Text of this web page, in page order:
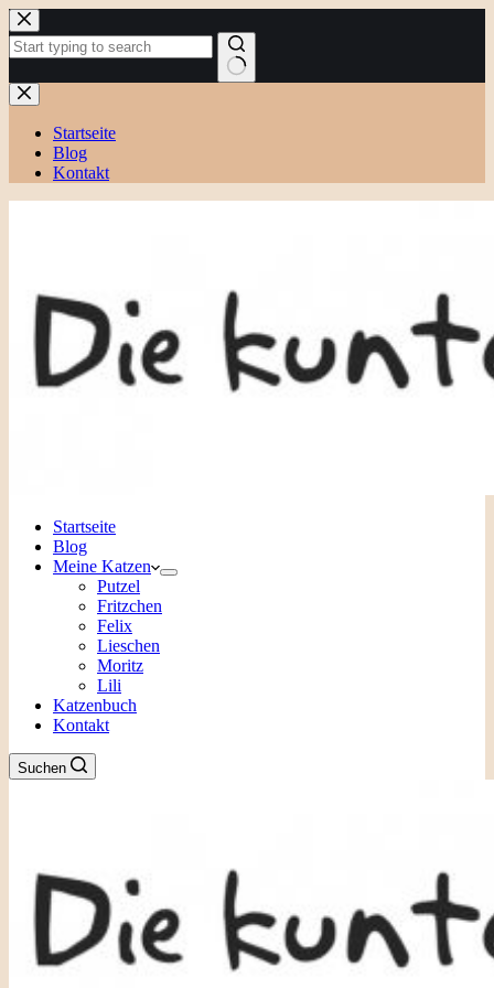
Zum
Inhalt
springen
Keine
Ergebnisse
Startseite
Blog
Kontakt
Startseite
Blog
Meine Katzen
Putzel
Fritzchen
Felix
Lieschen
Moritz
Lili
Katzenbuch
Kontakt
Suchen